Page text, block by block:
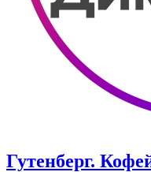
Гутенберг.